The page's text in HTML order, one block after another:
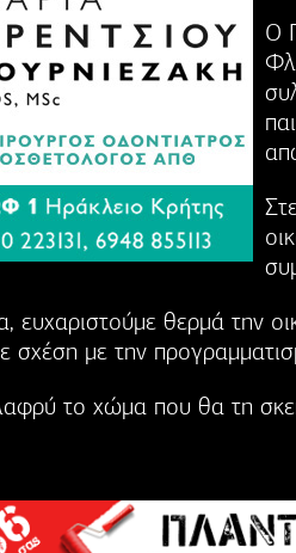
Ο
ευχαριστούμε θερμά την
σχέση με την
το χώμα που θα τη